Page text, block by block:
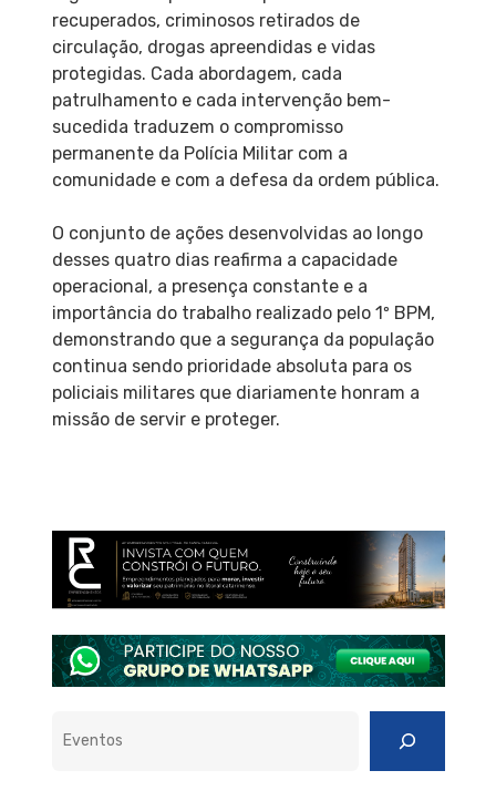
recuperados, criminosos retirados de
circulação, drogas apreendidas e vidas
protegidas. Cada abordagem, cada
patrulhamento e cada intervenção bem-
sucedida traduzem o compromisso
permanente da Polícia Militar com a
comunidade e com a defesa da ordem pública.
O conjunto de ações desenvolvidas ao longo
desses quatro dias reafirma a capacidade
operacional, a presença constante e a
importância do trabalho realizado pelo 1º BPM,
demonstrando que a segurança da população
continua sendo prioridade absoluta para os
policiais militares que diariamente honram a
missão de servir e proteger.